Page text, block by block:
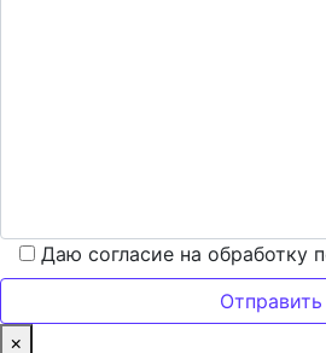
Даю согласие на обработку
×